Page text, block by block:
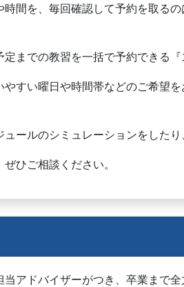
時間を、毎回確認して予約を取る
までの教習を一括で予約できる
やすい曜日や時間帯などのご希望
ールのシミュレーションをした
ひご相談ください。
アドバイザーがつき、卒業まで全